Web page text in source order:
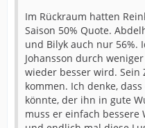
Im Rückraum hatten
Saison 50% Quote.
und Bilyk auch nur 56%.
Johansson durch
wieder besser wird. Sein
kommen. Ich denke,
könnte, der ihn in gute
muss er einfach